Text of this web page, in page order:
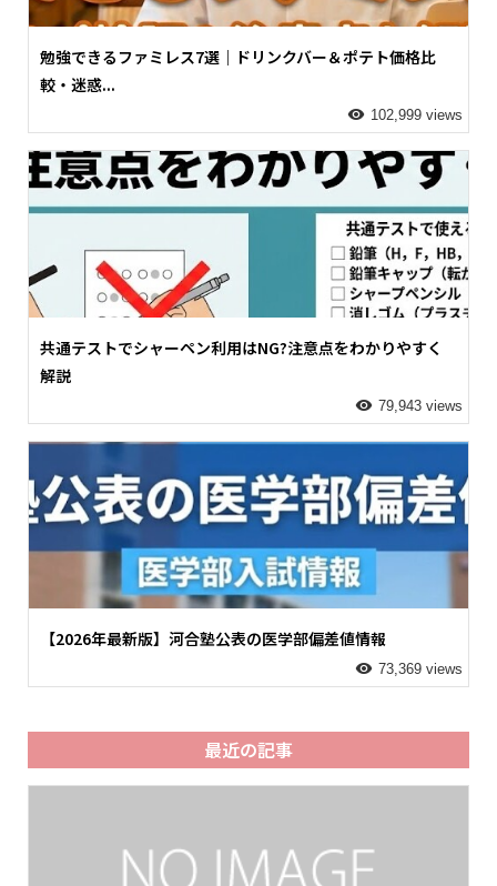
勉強できるファミレス7選｜ドリンクバー＆ポテト価格比
較・迷惑...
102,999 views
共通テストでシャーペン利用はNG?注意点をわかりやすく
解説
79,943 views
【2026年最新版】河合塾公表の医学部偏差値情報
73,369 views
最近の記事